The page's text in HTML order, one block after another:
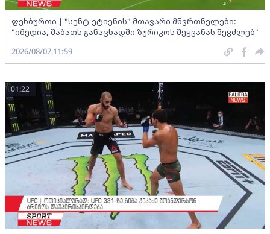
ფეხბურთი | "სენტ-ეტიენის" მთავარი მწვრთნელები:
"იმედია, შაბათს განაცხადში ზურიკოს შეყვანას შევძლებ"
2026/08/07 11:59
01:22